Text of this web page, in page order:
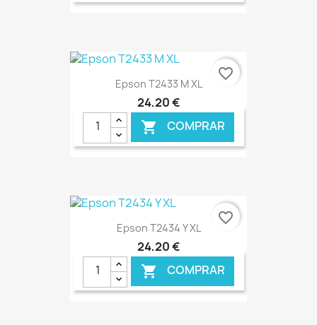
€ ONLINE
Epson T2433 M XL
24,20 €
 COMPRAR
€ ONLINE
favorite_border
Epson T2434 Y XL
24,20 €
 COMPRAR
favorite_border